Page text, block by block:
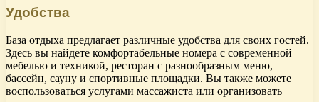
Удобства
База отдыха предлагает различные удобства для своих гостей.
Здесь вы найдете комфортабельные номера с современной
мебелью и техникой, ресторан с разнообразным меню,
бассейн, сауну и спортивные площадки. Вы также можете
воспользоваться услугами массажиста или организовать